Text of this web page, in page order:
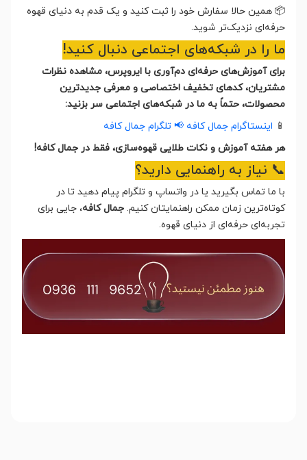
📦 همین حالا سفارش خود را ثبت کنید و یک قدم به دنیای قهوه
حرفه‌ای نزدیک‌تر شوید.
ما را در شبکه‌های اجتماعی دنبال کنید!
برای آموزش‌های حرفه‌ای دم‌آوری با ایروپرس، مشاهده نظرات
مشتریان، کدهای تخفیف اختصاصی و معرفی جدیدترین
محصولات، حتماً به ما در شبکه‌های اجتماعی سر بزنید:
📱 اینستاگرام جمال کافه 📢 تلگرام جمال کافه
هر هفته آموزش و نکات طلایی قهوه‌سازی، فقط در جمال کافه!
📞 نیاز به راهنمایی دارید؟
با ما تماس بگیرید یا در واتساپ و تلگرام پیام دهید تا در
کوتاه‌ترین زمان ممکن راهنمایتان کنیم. جمال کافه، جایی برای
تجربه‌ای حرفه‌ای از دنیای قهوه.